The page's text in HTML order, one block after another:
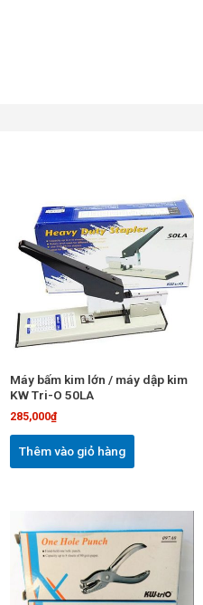
Máy bấm kim lớn / máy dập kim
KW Tri-O 50LA
285,000₫
Thêm vào giỏ hàng